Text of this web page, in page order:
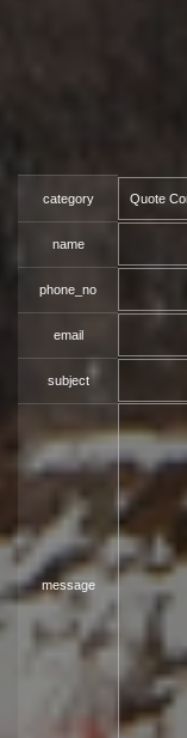
category
name
phone_no
email
subject
message